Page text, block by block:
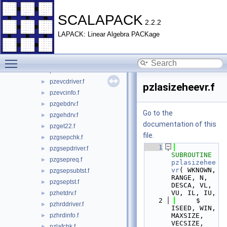
SCALAPACK 2.2.2
LAPACK: Linear Algebra PACKage
► pssvdtst.f
► pssytdrv.f
► pstrddriver.f
► pstrdinfo.f
► psttrdtester.f
► pzbrdinfo.f
► pzevcdriver.f
► pzevcinfo.f
► pzgebdrv.f
► pzgehdrv.f
► pzget22.f
► pzgsepchk.f
► pzgsepdriver.f
► pzgsepreq.f
► pzgsepsubtst.f
► pzgseptst.f
► pzhetdrv.f
► pzhrddriver.f
► pzhrdinfo.f
pzlasizeheevr.f
Go to the
documentation of this
file.
    1
pzlasizehee
vr( WKNOWN,
RANGE, N,
DESCA, VL,
VU, IL, IU,
    2
     $
ISEED, WIN,
MAXSIZE,
VECSIZE,